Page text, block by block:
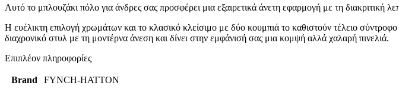
Αυτό το μπλουζάκι πόλο για άνδρες σας προσφέρει μια εξαιρετικά άνετη εφαρμογή με τη διακριτική
Η ευέλικτη επιλογή χρωμάτων και το κλασικό κλείσιμο με δύο κουμπιά το καθιστούν τέλειο
διαχρονικό στυλ με τη μοντέρνα άνεση και δίνει στην εμφάνισή σας μια κομψή αλλά χαλαρή πινελιά.
Επιπλέον πληροφορίες
Brand FYNCH-HATTON